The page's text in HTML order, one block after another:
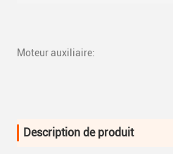
Moteur auxiliaire:
Description de produit